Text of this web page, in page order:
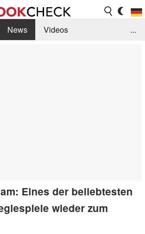
News
Videos
...
Eines der beliebtesten
wieder zum